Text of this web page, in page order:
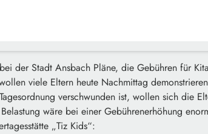
der Stadt Ansbach Pläne, die Gebühren für
viele Eltern heute Nachmittag
verschwunden ist, wollen sich die
wäre bei einer Gebührenerhöhung
„Tiz Kids“: